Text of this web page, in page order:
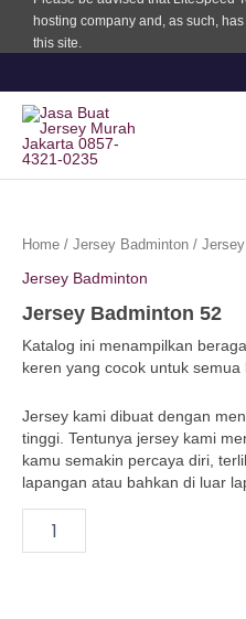
hosting company and, as such,
this site.
Home / Jersey Badminton /
Jersey Badminton
Jersey Badminton 52
Katalog ini menampilkan
keren yang cocok untuk semua
Jersey kami dibuat dengan
tinggi. Tentunya jersey kami
kamu semakin percaya diri,
lapangan atau bahkan di luar
Badminton
quantity